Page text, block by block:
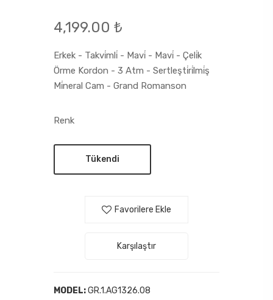
4,199.00 ₺
Erkek - Takvi̇mli̇ - Mavi̇ - Mavi̇ - Çeli̇k
Örme Kordon - 3 Atm - Sertleşti̇ri̇lmi̇ş
Mi̇neral Cam - Grand Romanson
Renk
Tükendi
Favorilere Ekle
Karşılaştır
MODEL:GR.1.AG1326.08